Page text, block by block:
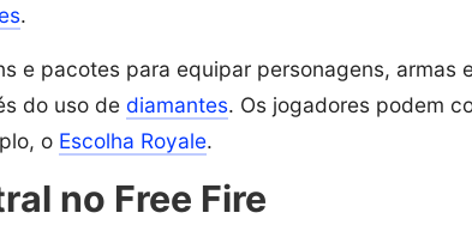
.
e pacotes para equipar personagens, armas
do uso de diamantes. Os jogadores podem
o Escolha Royale.
no Free Fire